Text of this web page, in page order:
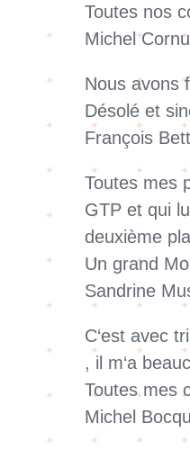
Toutes nos
Michel Cornu
Nous avons
Désolé et
François
Toutes mes
GTP et qui
deuxième
Un grand
Sandrine
C‘est avec
, il m‘a
Toutes mes
Michel